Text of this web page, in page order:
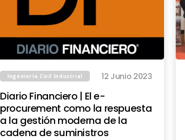
Ingeniería Civil Industrial 12 Junio 2023
Diario Financiero | El e-
procurement como la respuesta
a la gestión moderna de la
cadena de suministros